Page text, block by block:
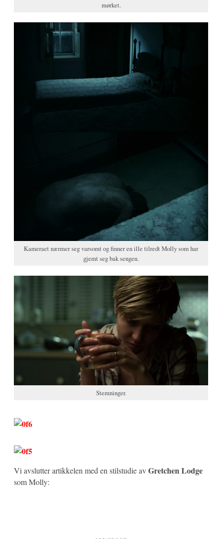
mørket.
Kameraet nærmer seg varsomt og finner en ille tilredt Molly som har
gjemt seg bak sengen.
Stemninger.
Vi avslutter artikkelen med en stilstudie avGretchen Lodge
som Molly: